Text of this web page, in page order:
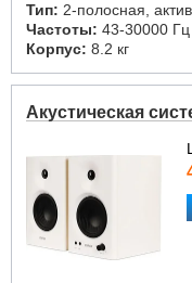
Тип: 2-полосная,
Частоты: 43-30000 Гц
Корпус: 8.2 кг
Акустическая